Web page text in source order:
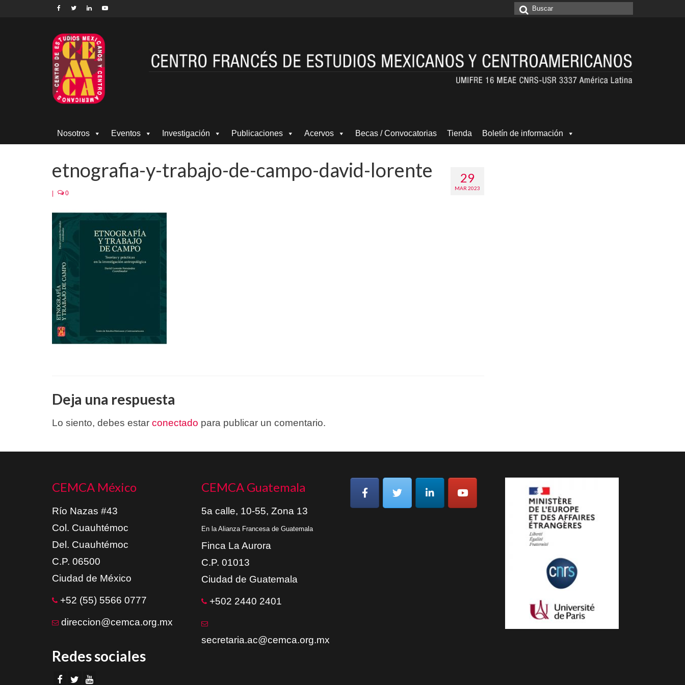
Buscar
Nosotros Eventos Investigación Publicaciones Acervos Becas / Convocatorias Tienda Boletín de información
29
MAR 2023
etnografia-y-trabajo-de-campo-david-lorente
| 0
Deja una respuesta
Lo siento, debes estar conectado para publicar un comentario.
CEMCA México
Río Nazas #43
Col. Cuauhtémoc
Del. Cuauhtémoc
C.P. 06500
Ciudad de México
+52 (55) 5566 0777
direccion@cemca.org.mx
Redes sociales
CEMCA Guatemala
5a calle, 10-55, Zona 13
En la Alianza Francesa de Guatemala
Finca La Aurora
C.P. 01013
Ciudad de Guatemala
+502 2440 2401
secretaria.ac@cemca.org.mx